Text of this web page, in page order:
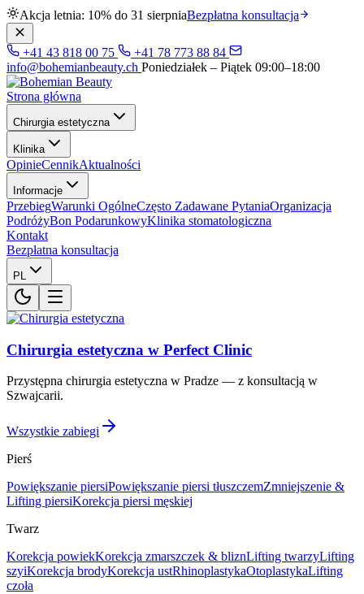
Akcja letnia: 10% do 31 sierpniaBezpłatna konsultacja
+41 43 818 00 75
+41 78 773 88 84
info@bohemianbeauty.ch Poniedziałek – Piątek 09:00–18:00
Strona główna
Chirurgia estetyczna
Klinika
OpinieCennikAktualności
Informacje
PrzebiegWarunki OgólneCzęsto Zadawane PytaniaOrganizacja
PodróżyBon PodarunkowyKlinika stomatologiczna
Kontakt
Bezpłatna konsultacja
PL
Chirurgia estetyczna w Perfect Clinic
Przystępna chirurgia estetyczna w Pradze — z konsultacją w
Szwajcarii.
Wszystkie zabiegi
Pierś
Powiększanie piersiPowiększanie piersi tłuszczemZmniejszenie &
Lifting piersiKorekcja piersi męskiej
Twarz
Korekcja powiekKorekcja zmarszczek & bliznLifting twarzyLifting
szyiKorekcja brodyKorekcja ustRhinoplastykaOtoplastykaLifting
czoła